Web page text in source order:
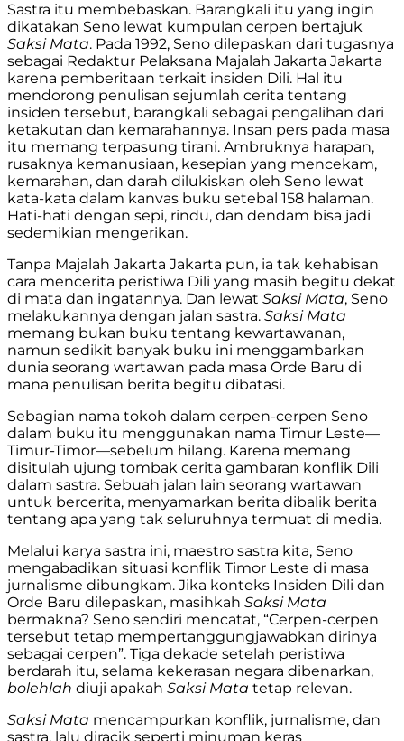
Sastra itu membebaskan. Barangkali itu yang ingin
dikatakan Seno lewat kumpulan cerpen bertajuk
Saksi Mata. Pada 1992, Seno dilepaskan dari tugasnya
sebagai Redaktur Pelaksana Majalah Jakarta Jakarta
karena pemberitaan terkait insiden Dili. Hal itu
mendorong penulisan sejumlah cerita tentang
insiden tersebut, barangkali sebagai pengalihan dari
ketakutan dan kemarahannya. Insan pers pada masa
itu memang terpasung tirani. Ambruknya harapan,
rusaknya kemanusiaan, kesepian yang mencekam,
kemarahan, dan darah dilukiskan oleh Seno lewat
kata-kata dalam kanvas buku setebal 158 halaman.
Hati-hati dengan sepi, rindu, dan dendam bisa jadi
sedemikian mengerikan.
Tanpa Majalah Jakarta Jakarta pun, ia tak kehabisan
cara mencerita peristiwa Dili yang masih begitu dekat
di mata dan ingatannya. Dan lewat Saksi Mata, Seno
melakukannya dengan jalan sastra. Saksi Mata
memang bukan buku tentang kewartawanan,
namun sedikit banyak buku ini menggambarkan
dunia seorang wartawan pada masa Orde Baru di
mana penulisan berita begitu dibatasi.
Sebagian nama tokoh dalam cerpen-cerpen Seno
dalam buku itu menggunakan nama Timur Leste—
Timur-Timor—sebelum hilang. Karena memang
disitulah ujung tombak cerita gambaran konflik Dili
dalam sastra. Sebuah jalan lain seorang wartawan
untuk bercerita, menyamarkan berita dibalik berita
tentang apa yang tak seluruhnya termuat di media.
Melalui karya sastra ini, maestro sastra kita, Seno
mengabadikan situasi konflik Timor Leste di masa
jurnalisme dibungkam. Jika konteks Insiden Dili dan
Orde Baru dilepaskan, masihkah Saksi Mata
bermakna? Seno sendiri mencatat, “Cerpen-cerpen
tersebut tetap mempertanggungjawabkan dirinya
sebagai cerpen”. Tiga dekade setelah peristiwa
berdarah itu, selama kekerasan negara dibenarkan,
bolehlah diuji apakah Saksi Mata tetap relevan.
Saksi Mata mencampurkan konflik, jurnalisme, dan
sastra, lalu diracik seperti minuman keras